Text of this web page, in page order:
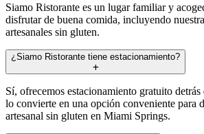
Siamo Ristorante es un lugar familiar y
disfrutar de buena comida, incluyendo
artesanales sin gluten.
¿Siamo Ristorante tiene estacionamiento?
Sí, ofrecemos estacionamiento gratuito
lo convierte en una opción conveniente para
artesanal sin gluten en Miami Springs.